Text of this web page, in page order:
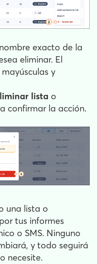
exacto de la
eliminar. El
y
lista o
confirmar la acción.
una lista o
tus informes
o SMS. Ninguno
y todo seguirá
necesite.